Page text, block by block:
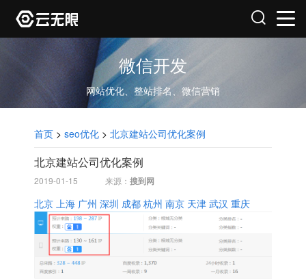
微信开发
网站优化、整站排名、微信营销
首页 > seo优化 > 北京建站公司优化案例
北京建站公司优化案例
2019-01-15 来源： 搜到网
北京 上海 广州 深圳 成都 杭州 南京 天津 武汉 重庆